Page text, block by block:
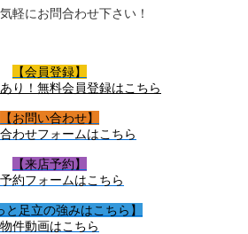
軽にお問合わせ下さい！
【会員登録】
り！無料会員登録はこちら
【お問い合わせ】
わせフォームはこちら
【来店予約】
約フォームはこちら
と足立の強みはこちら】
物件動画はこちら